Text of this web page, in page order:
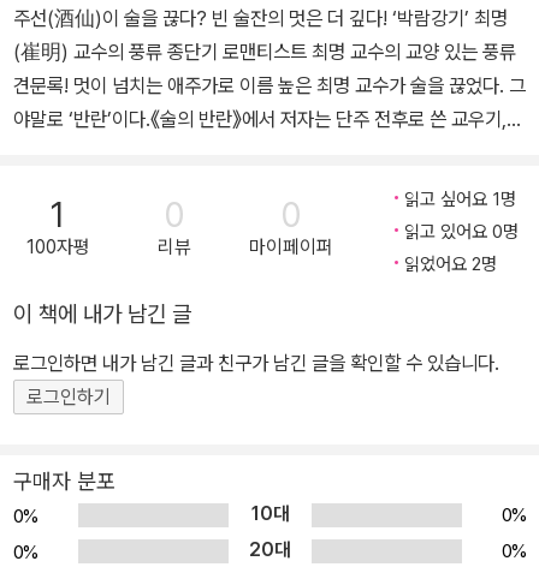
979, 1985, 1998), 『소설이 아닌 삼국지』(1994), 『소설이 아닌
林巨正』(1996), 『삼국지 속의 삼국지』 (2003), 『춘추시대의 정치
사상』(2004), 『벽초ㆍ임꺽정ㆍ그리고 나』(2004), 『나의 글ㆍ나의
정치학』(2006), 『술의 노래』(2014), 『술의 반란』(2018), 『몸과 마
『민주국가론』(1985), 『중국정치사상사』(1988, 1999).
주선(酒仙)이 술을 끊다? 빈 술잔의 멋은 더 깊다! ‘박람강기’ 최명
(崔明) 교수의 풍류 종단기 로맨티스트 최명 교수의 교양 있는 풍류
견문록! 멋이 넘치는 애주가로 이름 높은 최명 교수가 술을 끊었다. 그
야말로 ‘반란’이다.《술의 반란》에서 저자는 단주 전후로 쓴 교우기,
과 통찰은 더욱 깊어 간다. 고금동서를 아우르는 해박한 지식과 풍류
가 어우러진, 그만의 맛깔나는 흥겨움이 책에서 무르익었다. 앎과 삶
을 풍요롭게 엮어 내는 최명 교수의 글을 읽을수록 흥이 전염한다. 흥
이백과 도연명의 다감함에 취하게 한다. 테니슨과 예이츠의 명시는
일상을 빛나게 한다. 가벼운 문장이 범람하는 오늘날,《술의 반란》은
담백하고 깊은 감동을 독자에게 선사한다. 로맨티스트 주선(酒仙)
최명, 금주를 선언하다 《술의 반란》은 최명 서울대 명예교수의 풍류
모아 한 권에 알뜰하게 엮었다. 작은 일에서도 삶의 즐거움을 발견하
는 지혜와 에너지가 대목마다 넘쳐 난다. 책은 최명 교수가 단주를 선
언한 사건으로 이야기를 시작한다. 흥이 넘치는 애주가로 이름 높았
1
100자평
0
리뷰
0
마이페이퍼
읽고 싶어요 1명
읽고 있어요 0명
읽었어요 2명
이 책에 내가 남긴 글
로그인하면 내가 남긴 글과 친구가 남긴 글을 확인할 수 있습니다.
로그인하기
구매자 분포
0% 10대
0%
0%
20대
0%